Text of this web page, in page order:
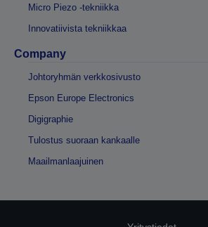
Micro Piezo -tekniikka
Innovatiivista tekniikkaa
Company
Johtoryhmän verkkosivusto
Epson Europe Electronics
Digigraphie
Tulostus suoraan kankaalle
Maailmanlaajuinen